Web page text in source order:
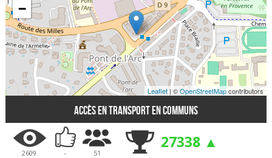
−
Leaflet | ©OpenStreetMapcontributors
Accès en transport en communs
2609 - 51
27338 ▲